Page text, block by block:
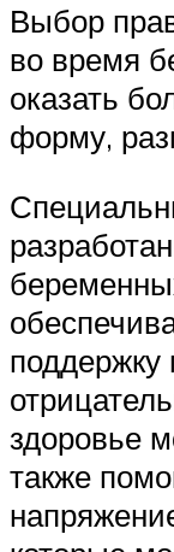
Выбор
во время
оказать
форму,
здоровье
также